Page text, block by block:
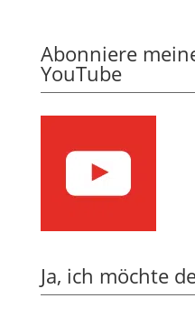
Abonniere
YouTube
Ja, ich möchte